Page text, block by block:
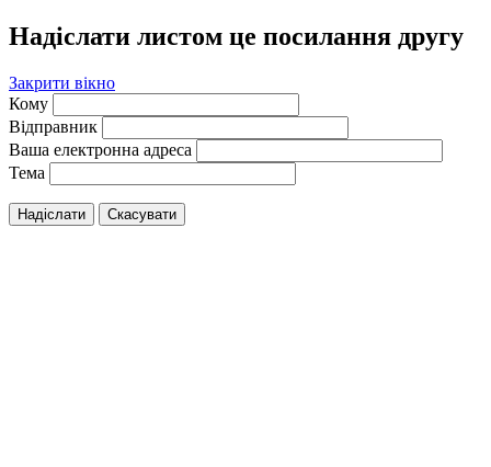
Надіслати листом це посилання другу
Закрити вікно
Кому
Відправник
Ваша електронна адреса
Тема
Надіслати Скасувати